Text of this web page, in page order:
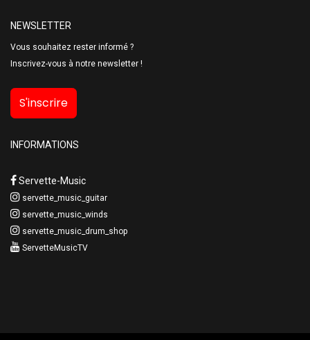
NEWSLETTER
Vous souhaitez rester informé ?
Inscrivez-vous à notre newsletter !
S'inscrire
INFORMATIONS
Servette-Music
servette_music_guitar
servette_music_winds
servette_music_drum_shop
ServetteMusicTV